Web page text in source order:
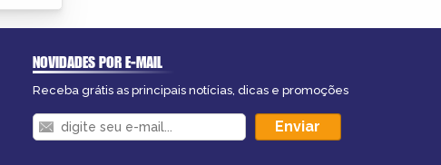
NOVIDADES POR E-MAIL
Receba grátis as principais notícias, dicas e promoções